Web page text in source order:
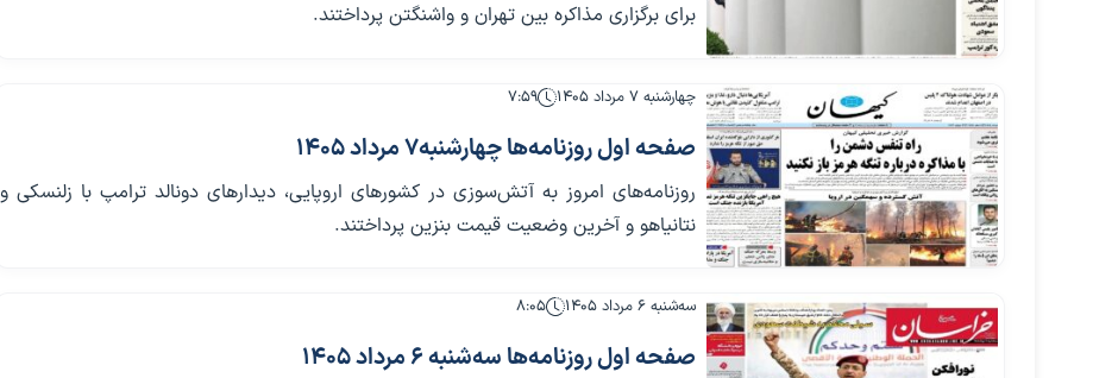
برای برگزاری مذاکره بین تهران و واشنگتن پرداختند.
چهارشنبه ۷ مرداد ۱۴۰۵ ۷:۵۹
صفحه اول روزنامه‌ها چهارشنبه7 مرداد 1405
روزنامه‌های امروز به آتش‌سوزی در کشورهای اروپایی، دیدارهای دونالد ترامپ با زلنسکی و
نتانیاهو و آخرین وضعیت قیمت بنزین پرداختند.
سه‌شنبه ۶ مرداد ۱۴۰۵ ۸:۰۵
صفحه اول روزنامه‌ها سه‌شنبه 6 مرداد 1405